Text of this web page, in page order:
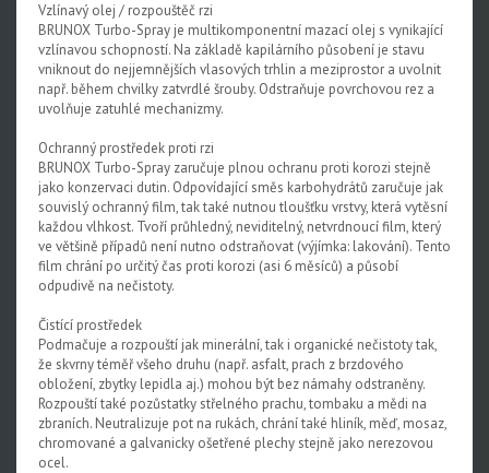
Vzlínavý olej / rozpouštěč rzi
BRUNOX Turbo-Spray je multikomponentní mazací olej s vynikající
vzlínavou schopností. Na základě kapilárního působení je stavu
vniknout do nejjemnějších vlasových trhlin a meziprostor a uvolnit
např. během chvilky zatvrdlé šrouby. Odstraňuje povrchovou rez a
uvolňuje zatuhlé mechanizmy.
Ochranný prostředek proti rzi
BRUNOX Turbo-Spray zaručuje plnou ochranu proti korozi stejně
jako konzervaci dutin. Odpovídající směs karbohydrátů zaručuje jak
souvislý ochranný film, tak také nutnou tloušťku vrstvy, která vytěsní
každou vlhkost. Tvoří průhledný, neviditelný, netvrdnoucí film, který
ve většině případů není nutno odstraňovat (výjímka: lakování). Tento
film chrání po určitý čas proti korozi (asi 6 měsíců) a působí
odpudivě na nečistoty.
Čistící prostředek
Podmačuje a rozpouští jak minerální, tak i organické nečistoty tak,
že skvrny téměř všeho druhu (např. asfalt, prach z brzdového
obložení, zbytky lepidla aj.) mohou být bez námahy odstraněny.
Rozpouští také pozůstatky střelného prachu, tombaku a mědi na
zbraních. Neutralizuje pot na rukách, chrání také hliník, měď, mosaz,
chromované a galvanicky ošetřené plechy stejně jako nerezovou
ocel.